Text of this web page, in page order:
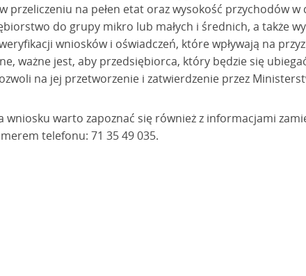
przeliczeniu na pełen etat oraz wysokość przychodów
do grupy mikro lub małych i średnich, a także
wniosków i oświadczeń, które wpływają na
ważne jest, aby przedsiębiorca, który będzie się ubiegać
na jej przetworzenie i zatwierdzenie przez
wniosku warto zapoznać się również z informacjami
telefonu: 71 35 49 035.